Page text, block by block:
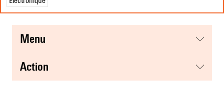
menu
action